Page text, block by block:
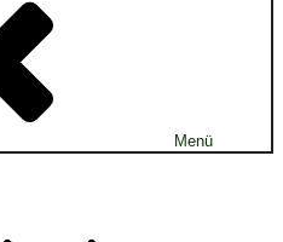
Menü